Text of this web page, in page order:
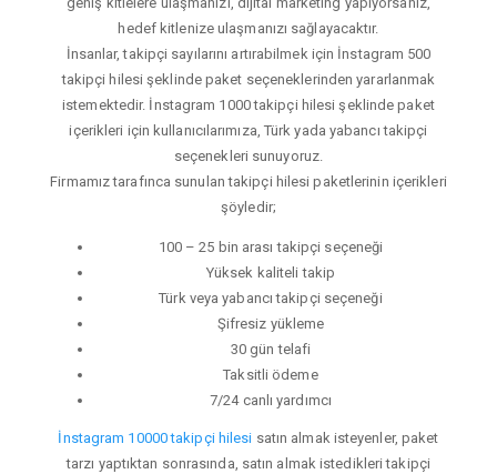
hedef kitlenize ulaşmanızı sağlayacaktır.
İnsanlar, takipçi sayılarını artırabilmek için İnstagram 500
takipçi hilesi şeklinde paket seçeneklerinden yararlanmak
istemektedir. İnstagram 1000 takipçi hilesi şeklinde paket
içerikleri için kullanıcılarımıza, Türk yada yabancı takipçi
seçenekleri sunuyoruz.
Firmamız tarafınca sunulan takipçi hilesi paketlerinin içerikleri
şöyledir;
100 – 25 bin arası takipçi seçeneği
Yüksek kaliteli takip
Türk veya yabancı takipçi seçeneği
Şifresiz yükleme
30 gün telafi
Taksitli ödeme
7/24 canlı yardımcı
İnstagram 10000 takipçi hilesi satın almak isteyenler, paket
tarzı yaptıktan sonrasında, satın almak istedikleri takipçi